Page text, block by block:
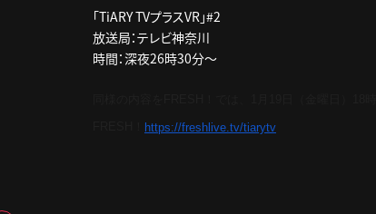
「TiARY TVプラスVR」#2
放送局：テレビ神奈川
時間：深夜26時30分～
https://freshlive.tv/tiarytv